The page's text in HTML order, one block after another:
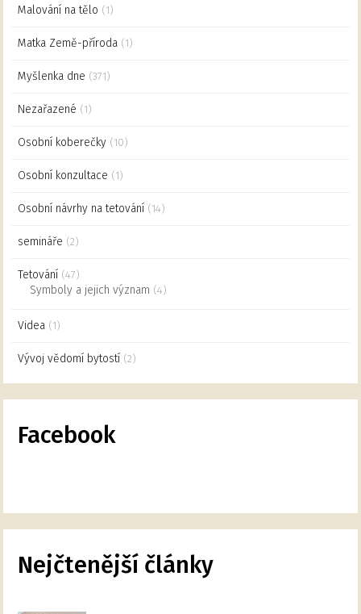
Malování na tělo (1)
Matka Země-příroda (1)
Myšlenka dne (371)
Nezařazené (1)
Osobní koberečky (10)
Osobní konzultace (1)
Osobní návrhy na tetování (14)
semináře (2)
Tetování (47)
Symboly a jejich význam (4)
Videa (1)
Vývoj vědomí bytostí (2)
Facebook
Nejčtenější články